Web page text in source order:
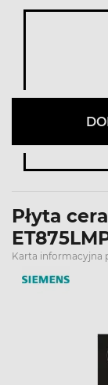
Płyta
Karta informacyjna